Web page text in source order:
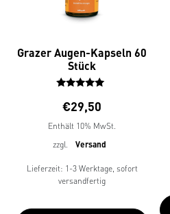
Grazer Augen-Kapseln 60
Stück
Bewertet
mit
5.00
von 5
€29,50
Enthält 10% MwSt.
zzgl.
Versand
Lieferzeit: 1-3 Werktage, sofort
versandfertig